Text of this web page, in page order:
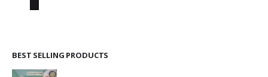
BEST SELLING PRODUCTS